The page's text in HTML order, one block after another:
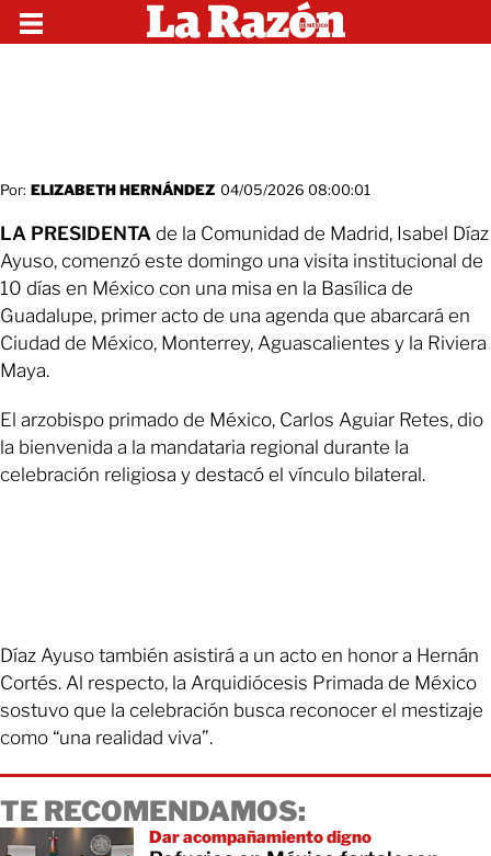
Por: ELIZABETH HERNÁNDEZ 04/05/2026 08:00:01
LA PRESIDENTA de la Comunidad de Madrid, Isabel Díaz
Ayuso, comenzó este domingo una visita institucional de
10 días en México con una misa en la Basílica de
Guadalupe, primer acto de una agenda que abarcará en
Ciudad de México, Monterrey, Aguascalientes y la Riviera
Maya.
El arzobispo primado de México, Carlos Aguiar Retes, dio
la bienvenida a la mandataria regional durante la
celebración religiosa y destacó el vínculo bilateral.
Díaz Ayuso también asistirá a un acto en honor a Hernán
Cortés. Al respecto, la Arquidiócesis Primada de México
sostuvo que la celebración busca reconocer el mestizaje
como “una realidad viva”.
TE RECOMENDAMOS:
Dar acompañamiento digno